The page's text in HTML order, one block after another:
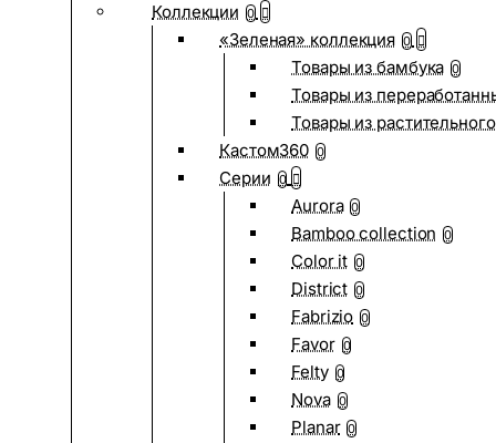
Коллекции 0
«Зеленая» коллекция 0
Товары из бамбука 0
Товары из
Товары из
Кастом360 0
Серии 0
Aurora 0
Bamboo collection 0
Color it 0
District 0
Fabrizio 0
Favor 0
Felty 0
Nova 0
Planar 0